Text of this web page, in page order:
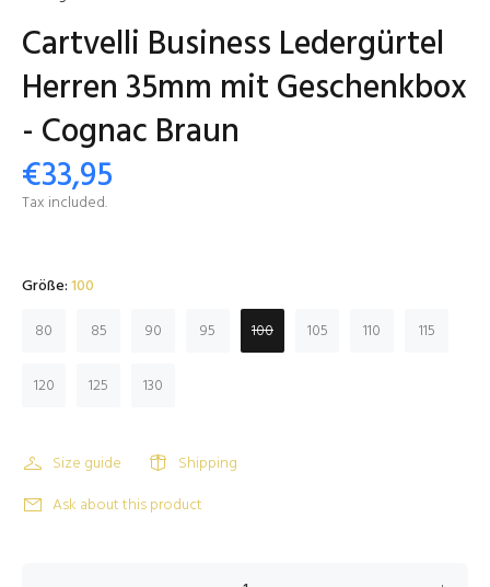
Cartvelli Business Ledergürtel
Herren 35mm mit Geschenkbox
- Cognac Braun
€33,95
Tax included.
Größe:100
80
85 90 95 100 105 110 115
120 125 130
Size guide
Shipping
Ask about this product